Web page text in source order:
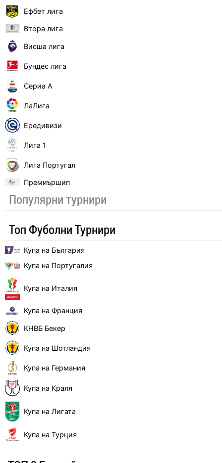
Ефбет лига
Втора лига
Висша лига
Бундес лига
Сериа А
ЛаЛига
Ередивизи
Лига 1
Лига Португал
Премиършип
Популярни турнири
Топ Фуболни Турнири
Купа на България
Купа на Португалия
Купа на Италия
Купа на Франция
КНВБ Бекер
Купа на Шотландия
Купа на Германия
Купа на Краля
Купа на Лигата
Купа на Турция